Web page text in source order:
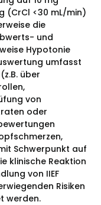
(CrCl <30 mL/min)
die
und
Hypotonie
umfasst
über
von
oder
Schwerpunkt auf
klinische Reaktion
von IIEF
Risiken
werden.